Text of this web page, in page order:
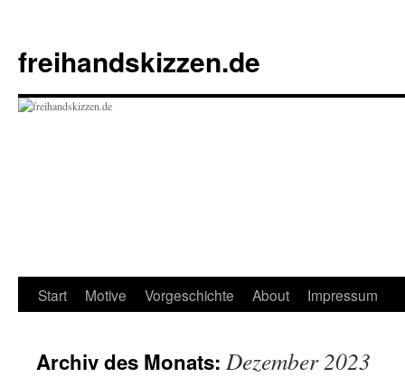
springen
freihandskizzen.de
Start Motive Vorgeschichte About Impressum
Archiv des Monats: Dezember 2023